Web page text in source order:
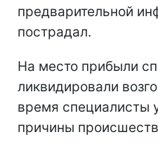
предварительной
пострадал.
На место прибыли
ликвидировали
время специалисты
причины